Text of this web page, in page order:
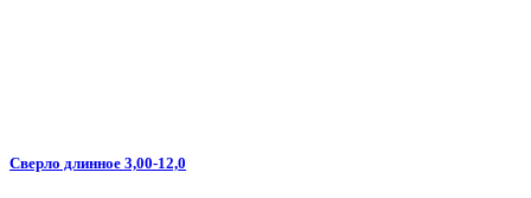
Сверло длинное 3,00-12,0